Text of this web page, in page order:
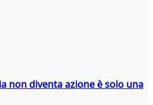
non diventa azione è solo una